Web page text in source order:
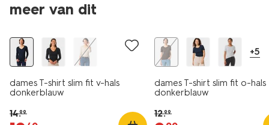
meer van dit
korting
dames T-shirt slim fit v-hals
donkerblauw
14.99
+5
dames T-shirt slim fit o-hals
donkerblauw
12.99